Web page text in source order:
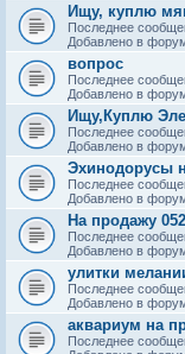
Ищу, куплю
Последнее
Добавлено в
вопрос
Последнее
Добавлено в
Ищу,Куплю
Последнее
Добавлено в
Эхинодорусы
Последнее
Добавлено в
На продажу
Последнее
Добавлено в
улитки
Последнее
Добавлено в
аквариум на
Последнее